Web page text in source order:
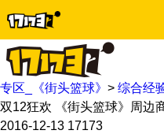
专区_《街头篮球》 > 综合经
双12狂欢 《街头篮球》周边
2016-12-13 17173